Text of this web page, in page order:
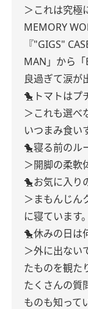
＞これは究極
MEMORY
『"GIGS"
MAN」から
良過ぎて涙が
🐤トマトはプ
＞これも選べ
いつまみ食い
🐤寝る前のル
＞開脚の柔軟
🐤お気に入り
＞まもんじん
に寝ています。
🐤休みの日は
＞外に出ない
たものを観た
たくさんの質
ものも知って